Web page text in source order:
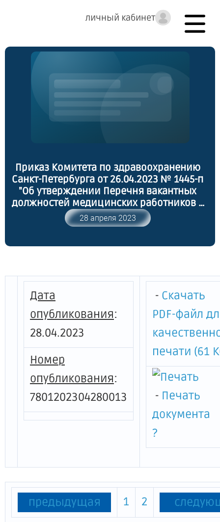
личный кабинет
Приказ Комитета по здравоохранению
Санкт-Петербурга от 26.04.2023 № 1445-п
"Об утверждении Перечня вакантных
должностей медицинских работников в
медицинских организациях и их
структурных подразделениях, при
единовременные компенсационные
28 апреля 2023
Дата
опубликования:
28.04.2023
Номер
опубликования:
7801202304280013
- Скачать
PDF-файл
печати (61
- Печать
документа
?
предыдущая 1 2